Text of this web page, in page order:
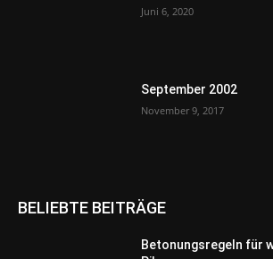
Juni 6, 2020
September 2002
November 9, 2017
BELIEBTE BEITRÄGE
Betonungsregeln für